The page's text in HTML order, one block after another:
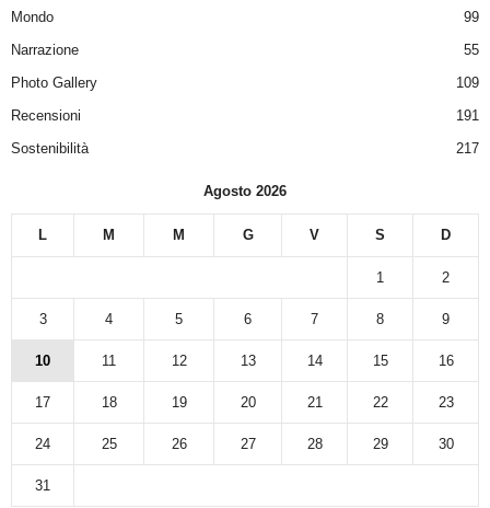
Mondo
99
Narrazione
55
Photo Gallery
109
Recensioni
191
Sostenibilità
217
Agosto 2026
L M M G V S D
1 2
3 4 5 6 7 8 9
10 11 12 13 14 15 16
17 18 19 20 21 22 23
24 25 26 27 28 29 30
31